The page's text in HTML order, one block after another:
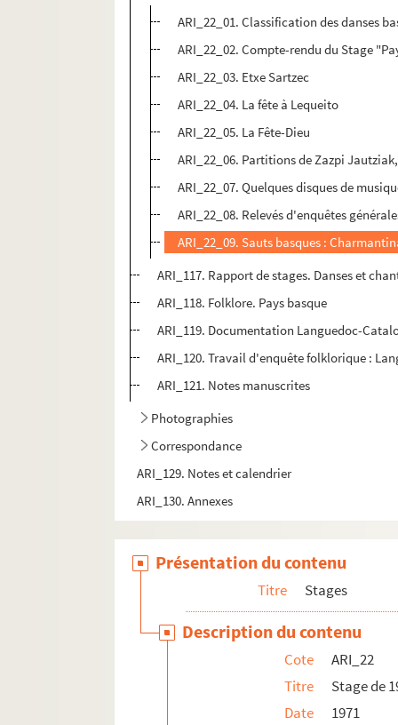
ARI_22_01. Classification des danses
ARI_22_02. Compte-rendu du Stage
ARI_22_03. Etxe Sartzec
ARI_22_04. La fête à Lequeito
ARI_22_05. La Fête-Dieu
ARI_22_06. Partitions de Zazpi
ARI_22_07. Quelques disques de
ARI_22_08. Relevés d'enquêtes
ARI_22_09. Sauts basques :
ARI_117. Rapport de stages. Danses et
ARI_118. Folklore. Pays basque
ARI_119. Documentation Languedoc-
ARI_120. Travail d'enquête folklorique :
ARI_121. Notes manuscrites
Photographies
Correspondance
ARI_129. Notes et calendrier
ARI_130. Annexes
Présentation du contenu
Titre Stages
Description du contenu
Cote
ARI_22
Titre
Stage de
Date
1971